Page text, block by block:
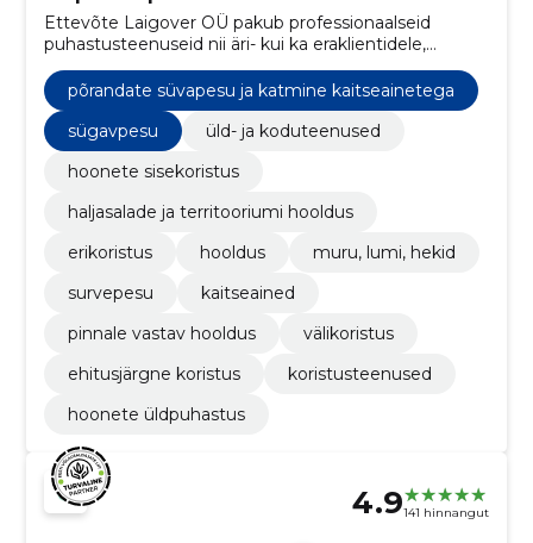
Ettevõte Laigover OÜ pakub professionaalseid
puhastusteenuseid nii äri- kui ka eraklientidele,
hõlmates hoone sisekoristust, väliskoristust,
haljasalade hooldust ja palju muud.
põrandate süvapesu ja katmine kaitseainetega
sügavpesu
üld- ja koduteenused
hoonete sisekoristus
haljasalade ja territooriumi hooldus
erikoristus
hooldus
muru, lumi, hekid
survepesu
kaitseained
pinnale vastav hooldus
välikoristus
ehitusjärgne koristus
koristusteenused
hoonete üldpuhastus
4.9141 hinnangut